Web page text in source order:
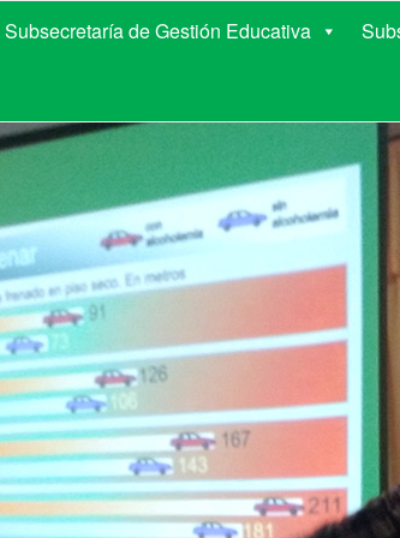
DE
Subsecretaría de Gestión Educativa